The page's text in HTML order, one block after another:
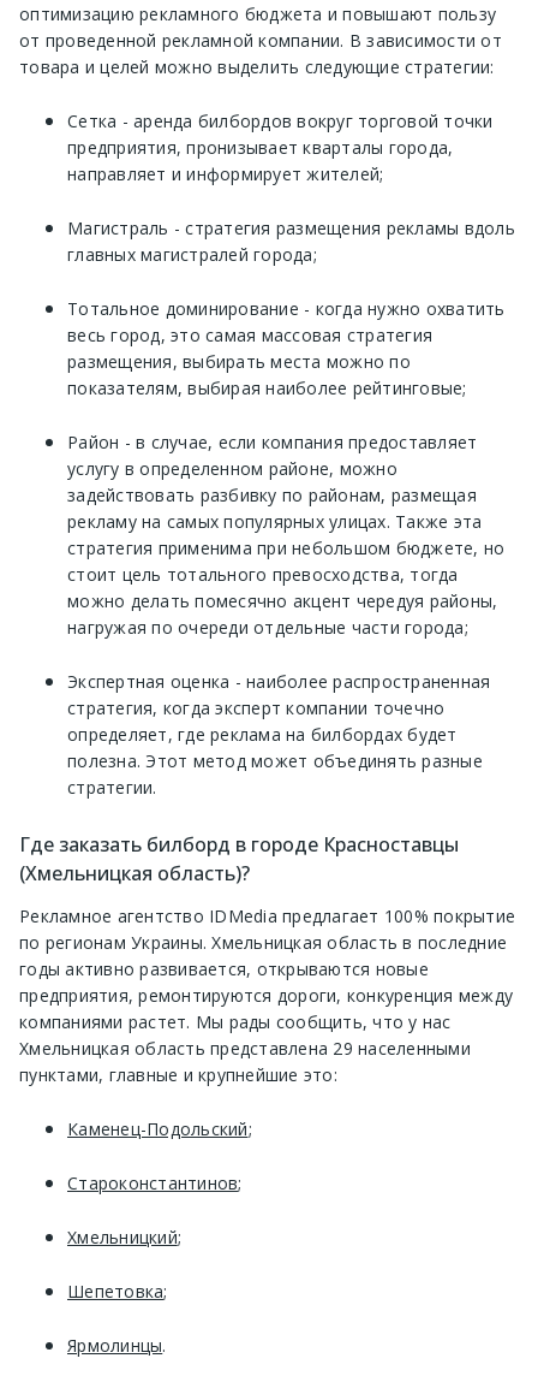
оптимизацию рекламного бюджета и повышают пользу
от проведенной рекламной компании. В зависимости от
товара и целей можно выделить следующие стратегии:
Сетка - аренда билбордов вокруг торговой точки
предприятия, пронизывает кварталы города,
направляет и информирует жителей;
Магистраль - стратегия размещения рекламы вдоль
главных магистралей города;
Тотальное доминирование - когда нужно охватить
весь город, это самая массовая стратегия
размещения, выбирать места можно по
показателям, выбирая наиболее рейтинговые;
Район - в случае, если компания предоставляет
услугу в определенном районе, можно
задействовать разбивку по районам, размещая
рекламу на самых популярных улицах. Также эта
стратегия применима при небольшом бюджете, но
стоит цель тотального превосходства, тогда
можно делать помесячно акцент чередуя районы,
нагружая по очереди отдельные части города;
Экспертная оценка - наиболее распространенная
стратегия, когда эксперт компании точечно
определяет, где реклама на билбордах будет
полезна. Этот метод может объединять разные
стратегии.
Где заказать билборд в городе Красноставцы
(Хмельницкая область)?
Рекламное агентство IDMedia предлагает 100% покрытие
по регионам Украины. Хмельницкая область в последние
годы активно развивается, открываются новые
предприятия, ремонтируются дороги, конкуренция между
компаниями растет. Мы рады сообщить, что у нас
Хмельницкая область представлена 29 населенными
пунктами, главные и крупнейшие это:
Каменец-Подольский;
Староконстантинов;
Хмельницкий;
Шепетовка;
Ярмолинцы.